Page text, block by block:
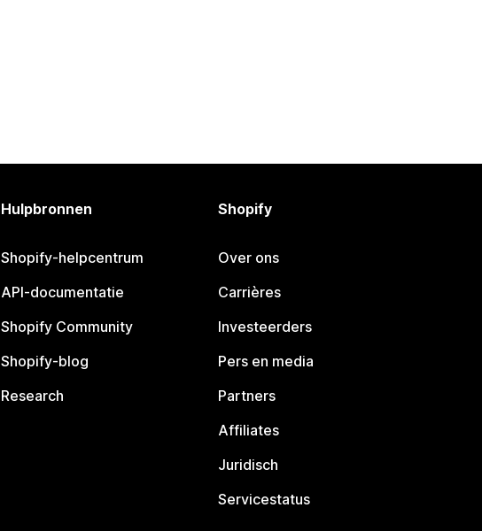
Hulpbronnen
Shopify-helpcentrum
API-documentatie
Shopify Community
Shopify-blog
Research
Shopify
Over ons
Carrières
Investeerders
Pers en media
Partners
Affiliates
Juridisch
Servicestatus